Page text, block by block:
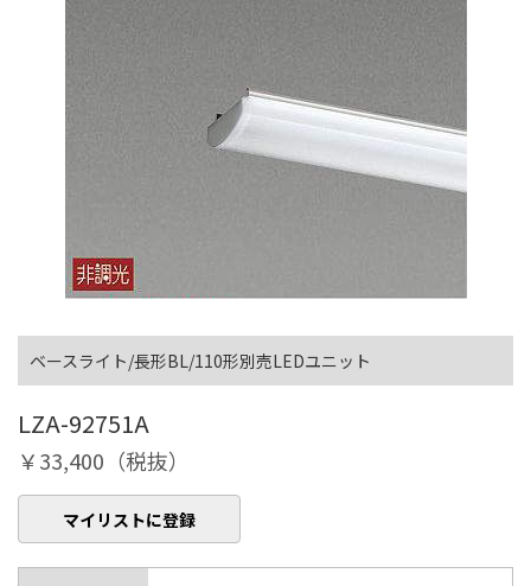
ベースライト/長形BL/110形別売LEDユニット
LZA-92751A
￥33,400（税抜）
マイリストに登録